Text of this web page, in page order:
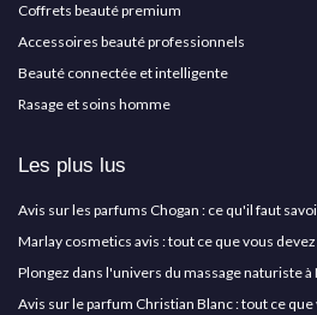
Coffrets beauté premium
Accessoires beauté professionnels
Beauté connectée et intelligente
Rasage et soins homme
Les plus lus
Avis sur les parfums Chogan : ce qu'il faut
Marlay cosmetics avis : tout ce que vous
Plongez dans l'univers du massage naturiste à
Avis sur le parfum Christian Blanc : tout ce